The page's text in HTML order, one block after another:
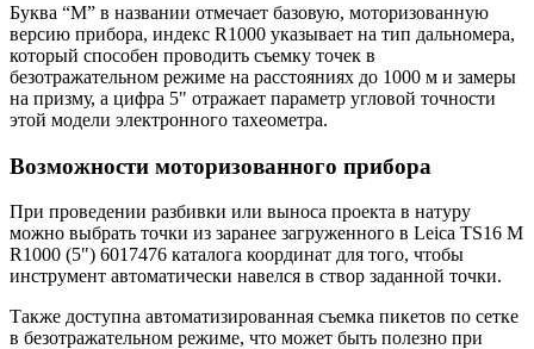
Буква “M” в названии отмечает базовую, моторизованную
версию прибора, индекс R1000 указывает на тип дальномера,
который способен проводить съемку точек в
безотражательном режиме на расстояниях до 1000 м и замеры
на призму, а цифра 5" отражает параметр угловой точности
этой модели электронного тахеометра.
Возможности моторизованного прибора
При проведении разбивки или выноса проекта в натуру
можно выбрать точки из заранее загруженного в Leica TS16 M
R1000 (5") 6017476 каталога координат для того, чтобы
инструмент автоматически навелся в створ заданной точки.
Также доступна автоматизированная съемка пикетов по сетке
в безотражательном режиме, что может быть полезно при